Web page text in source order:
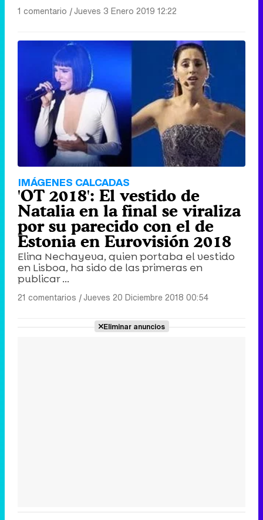
1 comentario |Jueves 3 Enero 2019 12:22
IMÁGENES CALCADAS
'OT 2018': El vestido de
Natalia en la final se viraliza
por su parecido con el de
Estonia en Eurovisión 2018
Elina Nechayeva, quien portaba el vestido
en Lisboa, ha sido de las primeras en
publicar ...
21 comentarios |Jueves 20 Diciembre 2018 00:54
Eliminar anuncios